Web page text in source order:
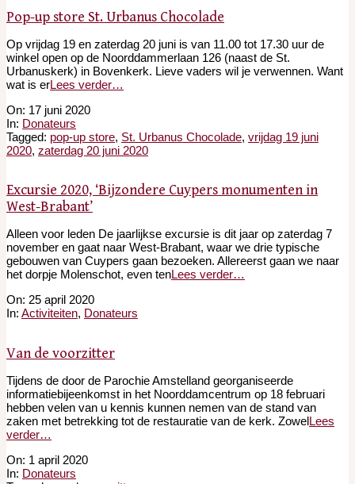
Pop-up store St. Urbanus Chocolade
Op vrijdag 19 en zaterdag 20 juni is van 11.00 tot 17.30 uur de
winkel open op de Noorddammerlaan 126 (naast de St.
Urbanuskerk) in Bovenkerk. Lieve vaders wil je verwennen. Want
wat is erLees verder…
2020-
06-
17
On: 17 juni 2020
In: Donateurs
Tagged: pop-up store, St. Urbanus Chocolade, vrijdag 19 juni
2020, zaterdag 20 juni 2020
Excursie 2020, ‘Bijzondere Cuypers monumenten in
West-Brabant’
Alleen voor leden De jaarlijkse excursie is dit jaar op zaterdag 7
november en gaat naar West-Brabant, waar we drie typische
gebouwen van Cuypers gaan bezoeken. Allereerst gaan we naar
het dorpje Molenschot, even tenLees verder…
2020-
04-
On: 25 april 2020
In: Activiteiten, Donateurs
Van de voorzitter
Tijdens de door de Parochie Amstelland georganiseerde
informatiebijeenkomst in het Noorddamcentrum op 18 februari
hebben velen van u kennis kunnen nemen van de stand van
zaken met betrekking tot de restauratie van de kerk. ZowelLees
verder…
2020-
04-
On: 1 april 2020
In: Donateurs